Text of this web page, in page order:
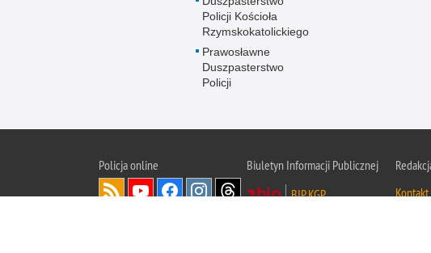
Policji Kościoła
Rzymskokatolickiego
Prawosławne
Duszpasterstwo
Policji
Policjaonline
Biuletyn Informacji Publicznej
BIP KGP